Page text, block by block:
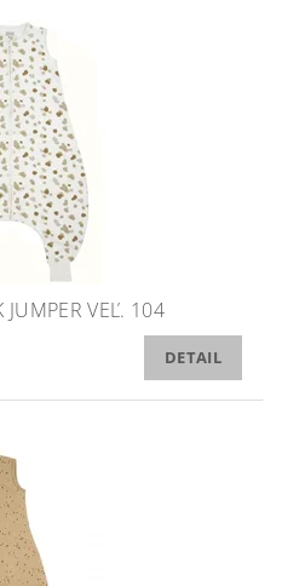
JUMPER VEĽ. 104
DETAIL